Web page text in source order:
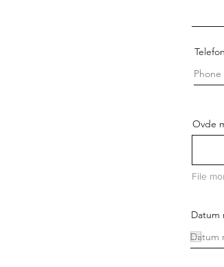
Telefon
Ovde
File
Datum